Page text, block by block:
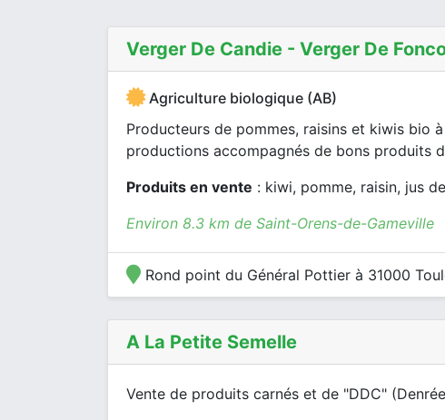
Verger De Candie - Verger De
Agriculture biologique (AB)
Producteurs de pommes, raisins et kiwis bio
productions accompagnés de bons produits
Produits en vente : kiwi, pomme, raisin, jus
Environ 8.3 km de Saint-Orens-de-Gameville
Rond point du Général Pottier à 31000
A La Petite Semelle
Vente de produits carnés et de "DDC"